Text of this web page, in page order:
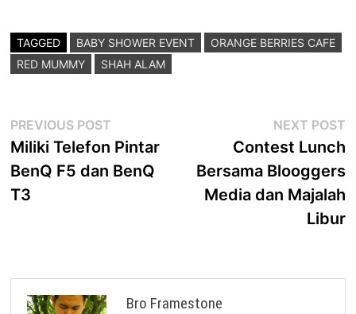
TAGGED BABY SHOWER EVENT
ORANGE BERRIES CAFE
RED MUMMY
SHAH ALAM
Post
navigation
PREVIOUS POST
post:
Miliki Telefon Pintar
BenQ F5 dan BenQ
T3
NEXT POST
Contest Lunch
Bersama Blooggers
Media dan Majalah
Libur
Bro Framestone